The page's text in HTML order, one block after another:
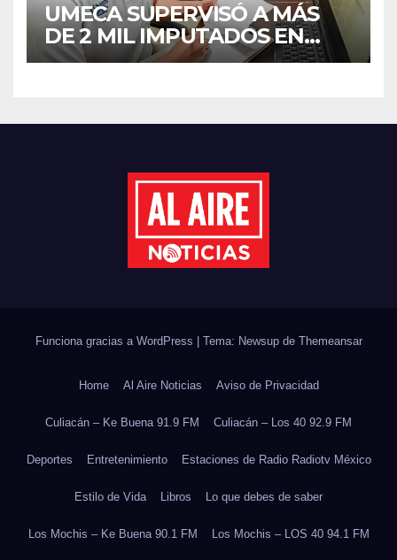
UMECA SUPERVISÓ A MÁS
DE 2 MIL IMPUTADOS EN
SINALOA DURANTE EL
Funciona gracias a WordPress Tema: Newsup de Themeansar
Home Al Aire Noticias Aviso de Privacidad
Culiacán – Ke Buena 91.9 FM Culiacán – Los 40 92.9 FM
Deportes Entretenimiento Estaciones de Radio Radiotv México
Estilo de Vida Libros Lo que debes de saber
Los Mochis – Ke Buena 90.1 FM Los Mochis – LOS 40 94.1 FM